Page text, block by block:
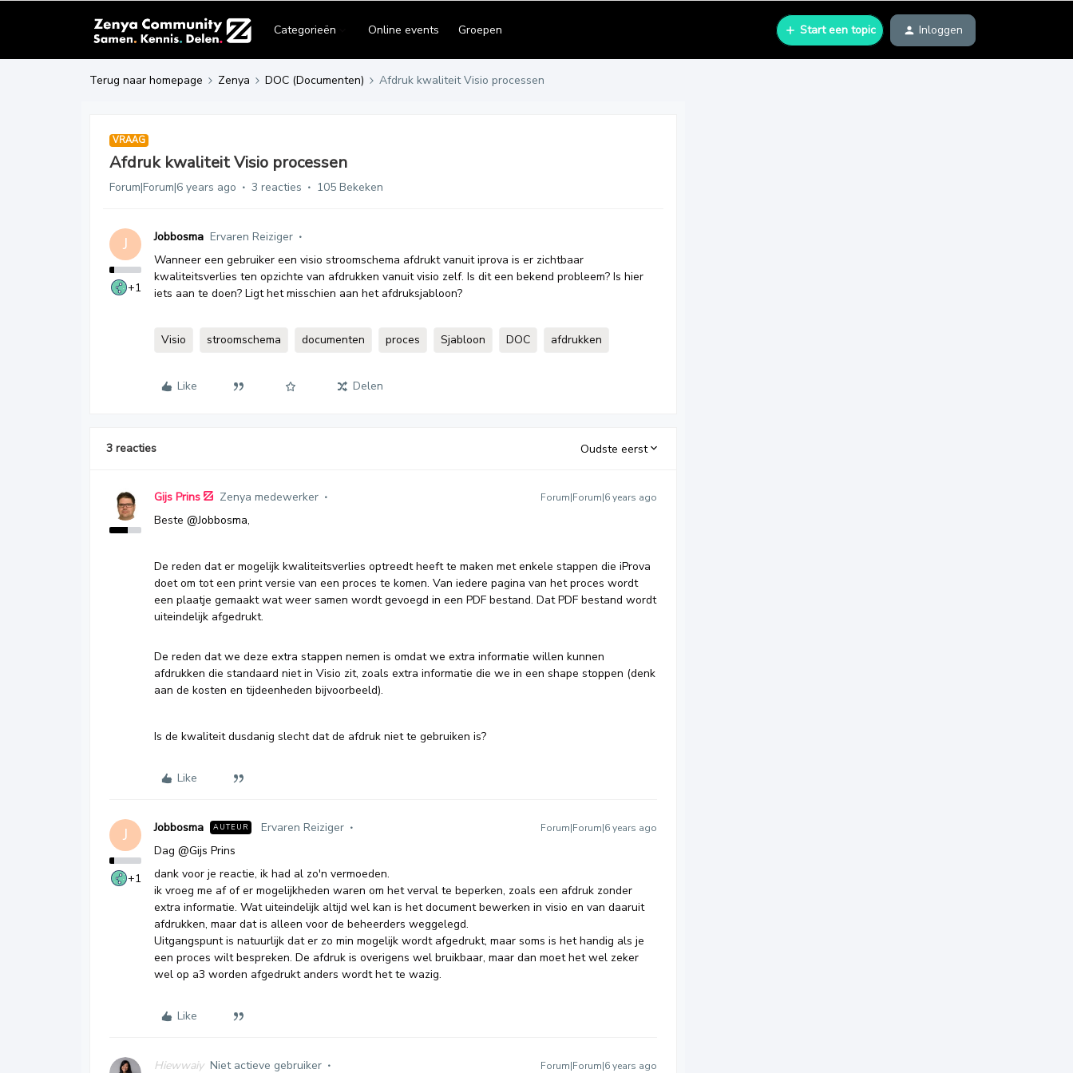
Categorieën Online events Groepen Start een topic Inloggen
Terug naar homepage Zenya DOC (Documenten) Afdruk kwaliteit Visio processen
VRAAG
Afdruk kwaliteit Visio processen
Forum|Forum|6 years ago 3 reacties 105 Bekeken
J
+1
Jobbosma Ervaren Reiziger
Wanneer een gebruiker een visio stroomschema afdrukt vanuit iprova is er zichtbaar
kwaliteitsverlies ten opzichte van afdrukken vanuit visio zelf. Is dit een bekend probleem? Is hier
iets aan te doen? Ligt het misschien aan het afdruksjabloon?
Visio stroomschema documenten proces Sjabloon DOC afdrukken
Like Delen
3 reacties Oudste eerst
Gijs Prins Zenya medewerker Forum|Forum|6 years ago
Beste @Jobbosma,
De reden dat er mogelijk kwaliteitsverlies optreedt heeft te maken met enkele stappen die iProva
doet om tot een print versie van een proces te komen. Van iedere pagina van het proces wordt
een plaatje gemaakt wat weer samen wordt gevoegd in een PDF bestand. Dat PDF bestand wordt
uiteindelijk afgedrukt.
De reden dat we deze extra stappen nemen is omdat we extra informatie willen kunnen
afdrukken die standaard niet in Visio zit, zoals extra informatie die we in een shape stoppen (denk
aan de kosten en tijdeenheden bijvoorbeeld).
Is de kwaliteit dusdanig slecht dat de afdruk niet te gebruiken is?
Like
J
+1
Jobbosma AUTEUR Ervaren Reiziger Forum|Forum|6 years ago
Dag @Gijs Prins
dank voor je reactie, ik had al zo'n vermoeden.
ik vroeg me af of er mogelijkheden waren om het verval te beperken, zoals een afdruk zonder
extra informatie. Wat uiteindelijk altijd wel kan is het document bewerken in visio en van daaruit
afdrukken, maar dat is alleen voor de beheerders weggelegd.
Uitgangspunt is natuurlijk dat er zo min mogelijk wordt afgedrukt, maar soms is het handig als je
een proces wilt bespreken. De afdruk is overigens wel bruikbaar, maar dan moet het wel zeker
wel op a3 worden afgedrukt anders wordt het te wazig.
Like
Hiewwaiy Niet actieve gebruiker Forum|Forum|6 years ago